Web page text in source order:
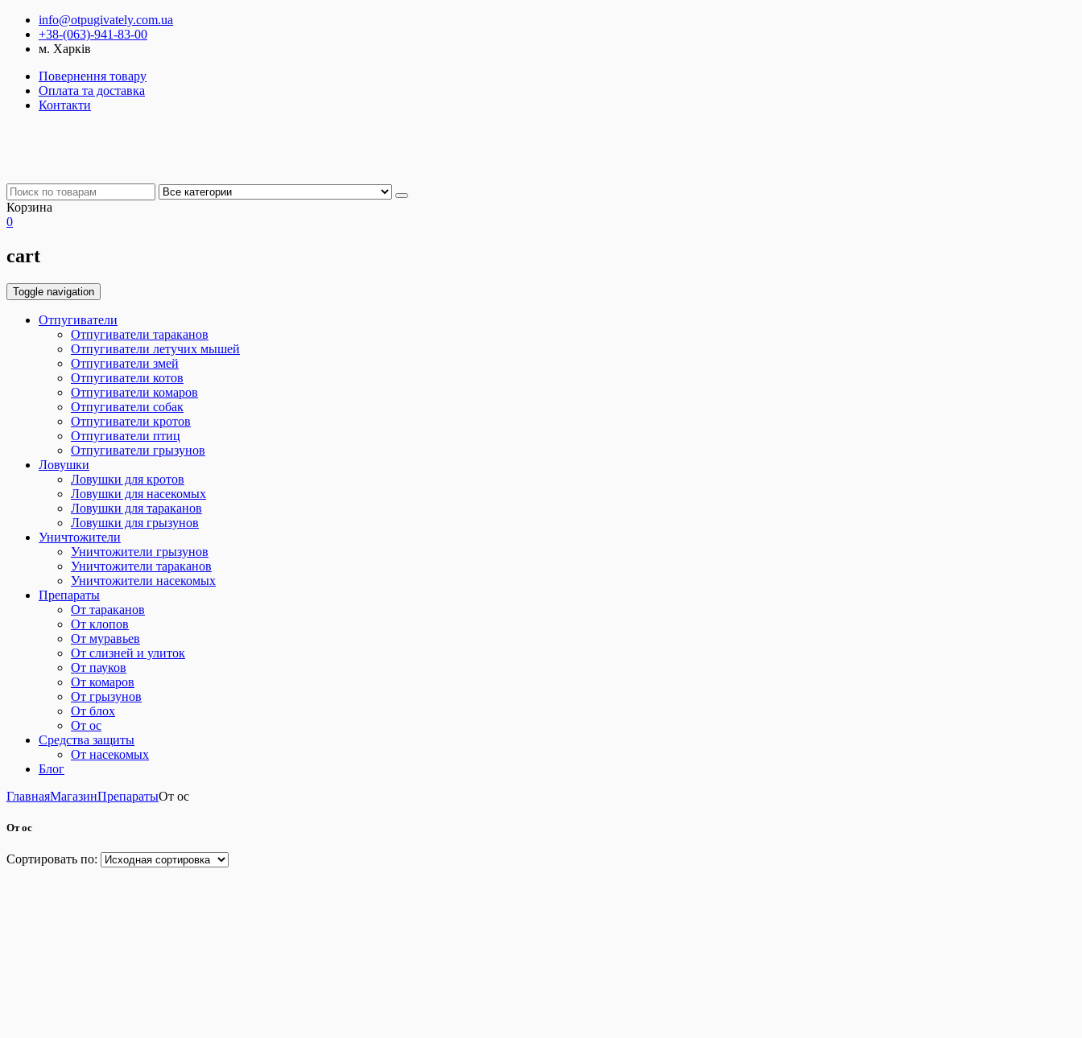
info@otpugivately.com.ua
+38-(063)-941-83-00
м. Харків
Повернення товару
Оплата та доставка
Контакти
Корзина
0
cart
Toggle navigation
Отпугиватели
Отпугиватели тараканов
Отпугиватели летучих мышей
Отпугиватели змей
Отпугиватели котов
Отпугиватели комаров
Отпугиватели собак
Отпугиватели кротов
Отпугиватели птиц
Отпугиватели грызунов
Ловушки
Ловушки для кротов
Ловушки для насекомых
Ловушки для тараканов
Ловушки для грызунов
Уничтожители
Уничтожители грызунов
Уничтожители тараканов
Уничтожители насекомых
Препараты
От тараканов
От клопов
От муравьев
От слизней и улиток
От пауков
От комаров
От грызунов
От блох
От ос
Средства защиты
От насекомых
Блог
ГлавнаяМагазинПрепаратыОт ос
От ос
Сортировать по: